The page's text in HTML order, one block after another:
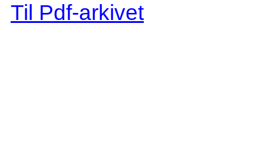
Til Pdf-arkivet